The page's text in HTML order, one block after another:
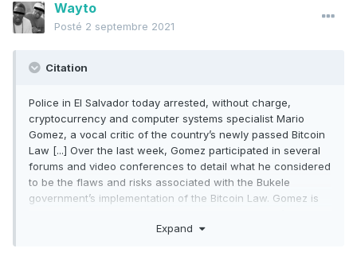
Wayto
Posté 2 septembre 2021
Citation
Police in El Salvador today arrested, without charge,
cryptocurrency and computer systems specialist Mario
Gomez, a vocal critic of the country’s newly passed Bitcoin
Law [...] Over the last week, Gomez participated in several
forums and video conferences to detail what he considered
to be the flaws and risks associated with the Bukele
government’s implementation of the Bitcoin Law. Gomez is
cryptocurrency wallet, which was created by the
Expand